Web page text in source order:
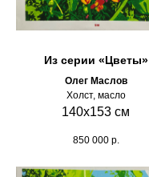
Из серии «Цветы»
Олег Маслов
Холст, масло
140x153 см
850 000 р.